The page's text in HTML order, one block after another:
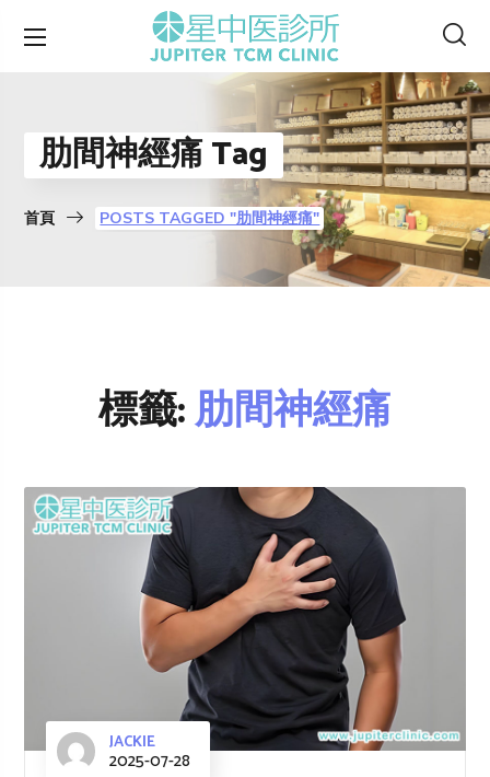
肋間神經痛 Tag
首頁 POSTS TAGGED "肋間神經痛"
標籤:肋間神經痛
JACKIE
2025-07-28